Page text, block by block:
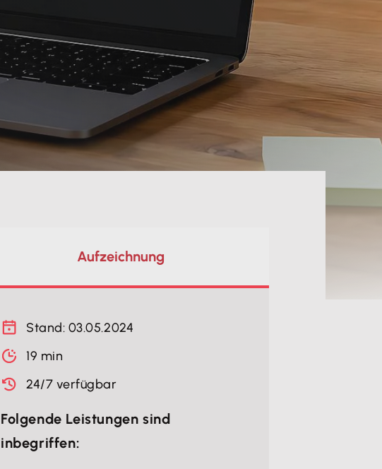
Aufzeichnung
Stand: 03.05.2024
19 min
24/7 verfügbar
Folgende Leistungen sind
inbegriffen: